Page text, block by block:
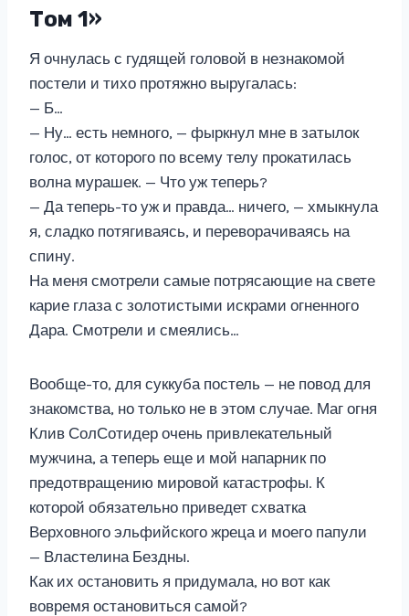
Том 1»
Я очнулась с гудящей головой в незнакомой
постели и тихо протяжно выругалась:
— Б…
— Ну… есть немного, — фыркнул мне в затылок
голос, от которого по всему телу прокатилась
волна мурашек. — Что уж теперь?
— Да теперь-то уж и правда… ничего, — хмыкнула
я, сладко потягиваясь, и переворачиваясь на
спину.
На меня смотрели самые потрясающие на свете
карие глаза с золотистыми искрами огненного
Дара. Смотрели и смеялись…
Вообще-то, для суккуба постель — не повод для
знакомства, но только не в этом случае. Маг огня
Клив СолСотидер очень привлекательный
мужчина, а теперь еще и мой напарник по
предотвращению мировой катастрофы. К
которой обязательно приведет схватка
Верховного эльфийского жреца и моего папули
— Властелина Бездны.
Как их остановить я придумала, но вот как
вовремя остановиться самой?